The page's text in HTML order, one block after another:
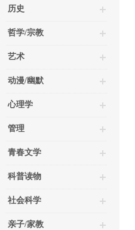
历史
哲学/宗教
艺术
动漫/幽默
心理学
管理
青春文学
科普读物
社会科学
亲子/家教